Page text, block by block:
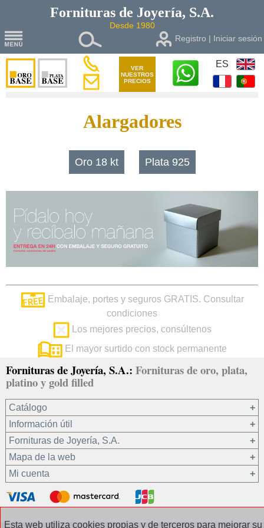
Fornituras de Joyería, S.A.
Desde 1980
Registro | Iniciar sesión
VER
NUESTROS
PRECIOS
ES
Alargadores
Oro 18 kt Plata 925
Embalaje, portes y seguros GRATIS. Consultar
condiciones
Los mejores precios, consúltenos
El mayor surtido con stock permanente
Fornituras de Joyería, S.A.: Fornituras de oro, plata,
platino y gold filled
Catálogo
Oro 18 kt
Oro 9 kt
Platino 22.8 kt
Plata 925
Gold filled 14/20
Otros materiales
Cadenas de plata
Información útil
Fornituras de Joyería, S.A.
¿Quiénes somos?
Condiciones de venta
Privacidad de sus datos
Política de cookies
Contacto / Dónde estamos
Mapa de la web
Mi cuenta
Registro / Iniciar sesión
Recuperar contraseña
Esta web utiliza cookies propias y de terceros para mejorar su